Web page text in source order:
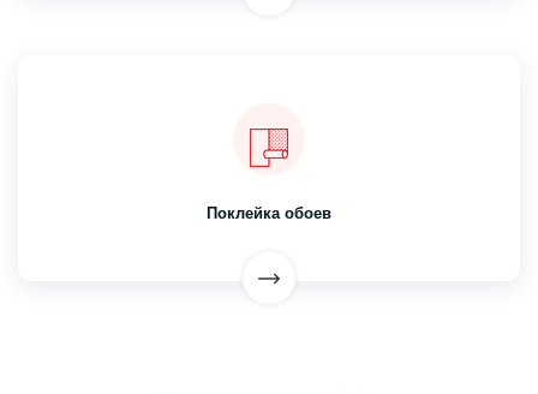
Поклейка обоев